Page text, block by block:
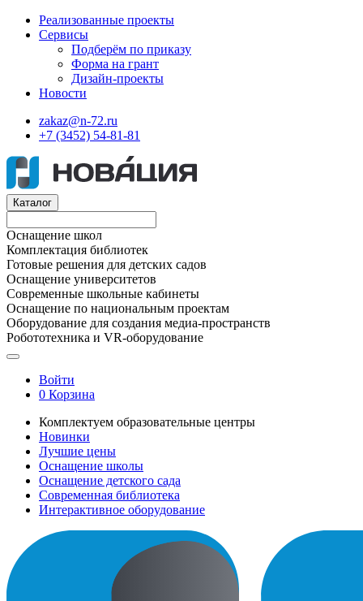
Реализованные проекты
Сервисы
Подберём по приказу
Форма на грант
Дизайн-проекты
Новости
zakaz@n-72.ru
+7 (3452) 54-81-81
Каталог
Оснащение школ
Комплектация библиотек
Готовые решения для детских садов
Оснащение университетов
Современные школьные кабинеты
Оснащение по национальным проектам
Оборудование для создания медиа-пространств
Робототехника и VR-оборудование
Войти
0 Корзина
Комплектуем образовательные центры
Новинки
Лучшие цены
Оснащение школы
Оснащение детского сада
Современная библиотека
Интерактивное оборудование